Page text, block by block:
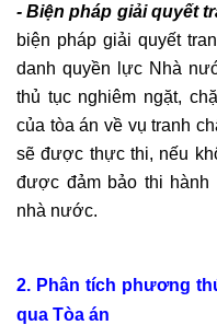
- Biện pháp giải quyết
biện pháp giải quyết
danh quyền lực Nhà
thủ tục nghiêm ngặt,
của tòa án về vụ tranh
sẽ được thực thi, nếu
được đảm bảo thi
nhà nước.
2. Phân tích phương
qua Tòa án